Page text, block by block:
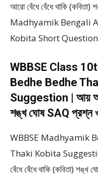
আরো বেঁধে বেঁধে থাকি
Madhyamik Bengali
Kobita Short
WBBSE Class
Bedhe Bedhe
Suggestion | আয় আরো
শঙ্খ ঘোষ SAQ প্রশ্ন
WBBSE Madhyamik
Thaki Kobita
বেঁধে বেঁধে থাকি (কবিতা)